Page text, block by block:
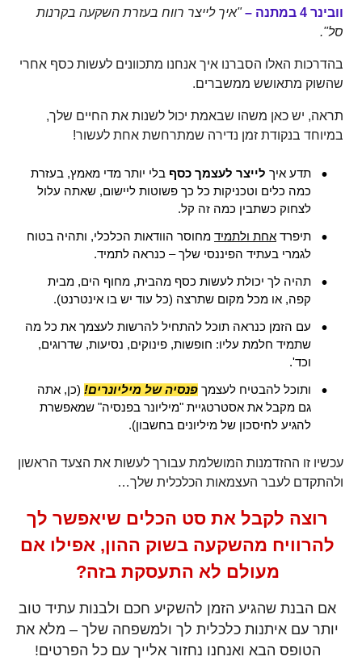
וובינר 4 במתנה –
"איך לייצר רווח בעזרת השקעה בקרנות
סל".
בהדרכות האלו הסברנו איך אנחנו מתכוונים לעשות כסף אחרי
שהשוק מתאושש ממשברים.
תראה, יש כאן משהו שבאמת יכול לשנות את החיים שלך,
במיוחד בנקודת זמן נדירה שמתרחשת אחת לעשור!
תדע איך לייצר לעצמך כסף בלי יותר מדי מאמץ, בעזרת
כמה כלים וטכניקות כל כך פשוטות ליישום, שאתה עלול
לצחוק כשתבין כמה זה קל.
תיפרדאחת ולתמיד מחוסר הוודאות הכלכלי, ותהיה בטוח
לגמרי בעתיד הפיננסי שלך – כנראה לתמיד.
תהיה לך יכולת לעשות כסף מהבית, מחוף הים, מבית
קפה, או מכל מקום שתרצה (כל עוד יש בו אינטרנט).
עם הזמן כנראה תוכל להתחיל להרשות לעצמך את כל מה
שתמיד חלמת עליו: חופשות, פינוקים, נסיעות, שדרוגים,
וכד'.
ותוכל להבטיח לעצמךפנסיה של מיליונרים! (כן, אתה
גם מקבל את אסטרטגיית "מיליונר בפנסיה" שמאפשרת
להגיע לחיסכון של מיליונים בחשבון).
עכשיו זו ההזדמנות המושלמת עבורך לעשות את הצעד הראשון
ולהתקדם לעבר העצמאות הכלכלית שלך…
רוצה לקבל את סט הכלים שיאפשר לך
להרוויח מהשקעה בשוק ההון, אפילו אם
מעולם לא התעסקת בזה?
אם הבנת שהגיע הזמן להשקיע חכם ולבנות עתיד טוב
יותר עם איתנות כלכלית לך ולמשפחה שלך – מלא את
הטופס הבא ואנחנו נחזור אלייך עם כל הפרטים!